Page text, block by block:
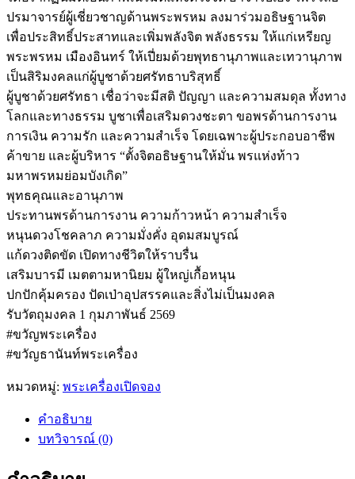
ปรมาจารย์ผู้เชี่ยวชาญด้านพระพรหม ลงมาร่วมอธิษฐานจิต
เพื่อประสิทธิ์ประสาทและเพิ่มพลังจิต พลังธรรม ให้แก่เหรียญ
พระพรหม เมืองอินทร์ ให้เปี่ยมด้วยพุทธานุภาพและเทวานุภาพ
เป็นสิริมงคลแก่ผู้บูชาด้วยศรัทธาบริสุทธิ์
ผู้บูชาด้วยศรัทธา เชื่อว่าจะมีสติ ปัญญา และความสมดุล ทั้งทาง
โลกและทางธรรม บูชาเพื่อเสริมดวงชะตา ขอพรด้านการงาน
การเงิน ความรัก และความสำเร็จ โดยเฉพาะผู้ประกอบอาชีพ
ค้าขาย และผู้บริหาร “ตั้งจิตอธิษฐานให้มั่น พรแห่งท้าว
มหาพรหมย่อมบังเกิด”
พุทธคุณและอานุภาพ
ประทานพรด้านการงาน ความก้าวหน้า ความสำเร็จ
หนุนดวงโชคลาภ ความมั่งคั่ง อุดมสมบูรณ์
แก้ดวงติดขัด เปิดทางชีวิตให้ราบรื่น
เสริมบารมี เมตตามหานิยม ผู้ใหญ่เกื้อหนุน
ปกปักคุ้มครอง ปัดเป่าอุปสรรคและสิ่งไม่เป็นมงคล
รับวัตถุมงคล 1 กุมภาพันธ์ 2569
#ขวัญพระเครื่อง
#ขวัญธานันท์พระเครื่อง
หมวดหมู่: พระเครื่องเปิดจอง
คำอธิบาย
บทวิจารณ์ (0)